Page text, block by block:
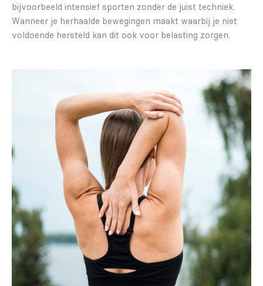
bijvoorbeeld intensief sporten zonder de juist techniek.
Wanneer je herhaalde bewegingen maakt waarbij je niet
voldoende hersteld kan dit ook voor belasting zorgen.